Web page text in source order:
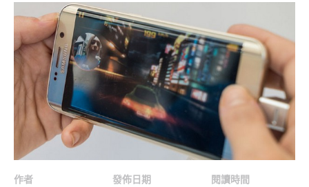
作者
發佈日期
閱讀時間